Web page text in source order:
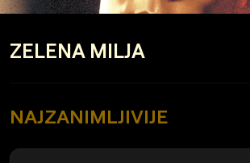
ZELENA MILJA
NAJZANIMLJIVIJE